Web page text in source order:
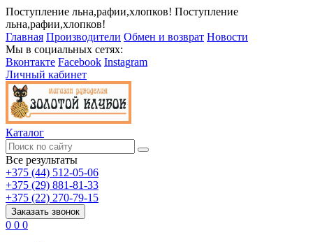
Поступление льна,рафии,хлопков! Поступление
льна,рафии,хлопков!
Главная Производители Обмен и возврат Новости
Мы в социальных сетях:
Вконтакте Facebook Instagram
Личный кабинет
Каталог
Все результаты
+375 (44) 512-05-06
+375 (29) 881-81-33
+375 (22) 270-79-15
Заказать звонок
0 0 0